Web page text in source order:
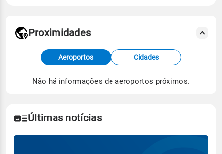
Fonte: dados combinados de estações
meteorológicas e satélite do Centro de Previsão
de Tempo e Estudos Climáticos (CPTEC).
Proximidades
Aeroportos Cidades
Não há informações de aeroportos próximos.
Últimas notícias